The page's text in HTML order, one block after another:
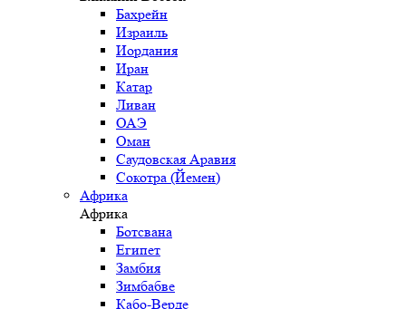
Бахрейн
Израиль
Иордания
Иран
Катар
Ливан
ОАЭ
Оман
Саудовская Аравия
Сокотра (Йемен)
Африка
Африка
Ботсвана
Египет
Замбия
Зимбабве
Кабо-Верде